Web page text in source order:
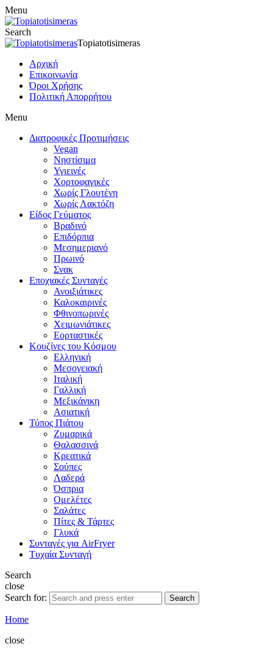
Menu
Search
Topiatotisimeras
Αρχική
Επικοινωνία
Όροι Χρήσης
Πολιτική Απορρήτου
Menu
Διατροφικές Προτιμήσεις
Vegan
Νηστίσιμα
Υγιεινές
Χορτοφαγικές
Χωρίς Γλουτένη
Χωρίς Λακτόζη
Είδος Γεύματος
Βραδινό
Επιδόρπια
Μεσημεριανό
Πρωινό
Σνακ
Εποχιακές Συνταγές
Ανοιξιάτικες
Καλοκαιρινές
Φθινοπωρινές
Χειμωνιάτικες
Εορταστικές
Κουζίνες του Κόσμου
Ελληνική
Μεσογειακή
Ιταλική
Γαλλική
Μεξικάνικη
Ασιατική
Τύπος Πιάτου
Ζυμαρικά
Θαλασσινά
Κρεατικά
Σούπες
Λαδερά
Όσπρια
Ομελέτες
Σαλάτες
Πίτες & Τάρτες
Γλυκά
Συνταγές για AirFryer
Τυχαία Συνταγή
Search
close
Search for:
Search
Home
close